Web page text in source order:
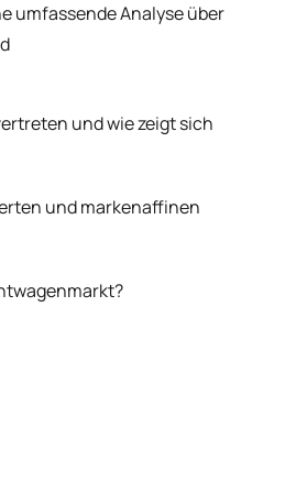
umfassende Analyse über
und wie zeigt sich
und markenaffinen